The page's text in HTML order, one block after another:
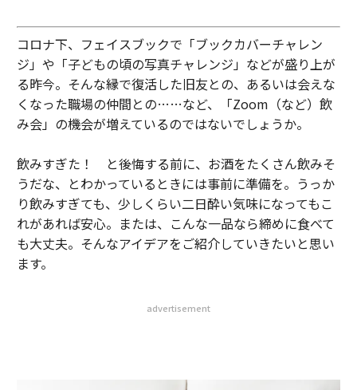
コロナ下、フェイスブックで「ブックカバーチャレン
ジ」や「子どもの頃の写真チャレンジ」などが盛り上が
る昨今。そんな縁で復活した旧友との、あるいは会えな
くなった職場の仲間との……など、「Zoom（など）飲
み会」の機会が増えているのではないでしょうか。
飲みすぎた！ と後悔する前に、お酒をたくさん飲みそ
うだな、とわかっているときには事前に準備を。うっか
り飲みすぎても、少しくらい二日酔い気味になってもこ
れがあれば安心。または、こんな一品なら締めに食べて
も大丈夫。そんなアイデアをご紹介していきたいと思い
ます。
advertisement